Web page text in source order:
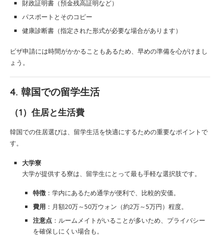
財政証明書（預金残高証明など）
パスポートとそのコピー
健康診断書（指定された形式が必要な場合があります）
ビザ申請には時間がかかることもあるため、早めの準備を心がけまし
ょう。
4. 韓国での留学生活
（1）住居と生活費
韓国での住居選びは、留学生活を快適にするための重要なポイントで
す。
大学寮
大学が提供する寮は、留学生にとって最も手軽な選択肢です。
特徴 ：学内にあるため通学が便利で、比較的安価。
費用 ：月額20万～50万ウォン（約2万～5万円）程度。
注意点 ：ルームメイトがいることが多いため、プライバシー
を確保しにくい場合も。